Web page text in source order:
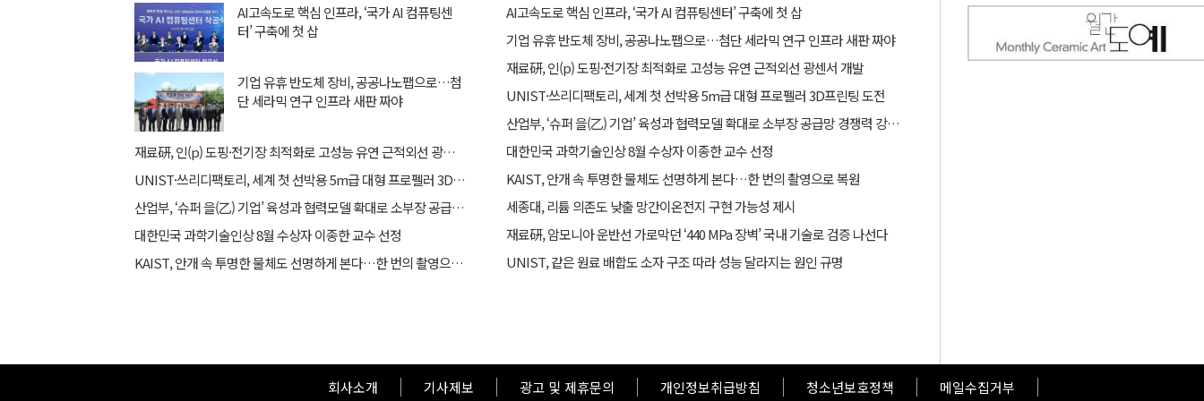
AI고속도로 핵심 인프라, ‘국가 AI 컴퓨팅센
터’ 구축에 첫 삽
기업 유휴 반도체 장비, 공공나노팹으로…첨
단 세라믹 연구 인프라 새판 짜야
재료硏, 인(p) 도핑·전기장 최적화로 고성능 유연 근적외선 광센서 개발
UNIST·쓰리디팩토리, 세계 첫 선박용 5m급 대형 프로펠러 3D프린팅 도전
산업부, ‘슈퍼 을(乙) 기업’ 육성과 협력모델 확대로 소부장 공급망 경쟁력 강화한다
대한민국 과학기술인상 8월 수상자 이종한 교수 선정
KAIST, 안개 속 투명한 물체도 선명하게 본다…한 번의 촬영으로 복원​
AI고속도로 핵심 인프라, ‘국가 AI 컴퓨팅센터’ 구축에 첫 삽
기업 유휴 반도체 장비, 공공나노팹으로…첨단 세라믹 연구 인프라 새판 짜야
재료硏, 인(p) 도핑·전기장 최적화로 고성능 유연 근적외선 광센서 개발
UNIST·쓰리디팩토리, 세계 첫 선박용 5m급 대형 프로펠러 3D프린팅 도전
산업부, ‘슈퍼 을(乙) 기업’ 육성과 협력모델 확대로 소부장 공급망 경쟁력 강화한다
대한민국 과학기술인상 8월 수상자 이종한 교수 선정
KAIST, 안개 속 투명한 물체도 선명하게 본다…한 번의 촬영으로 복원​
세종대, 리튬 의존도 낮출 망간이온전지 구현 가능성 제시
재료硏, 암모니아 운반선 가로막던 ‘440 MPa 장벽’ 국내 기술로 검증 나선다
UNIST, 같은 원료 배합도 소자 구조 따라 성능 달라지는 원인 규명
회사소개 기사제보 광고 및 제휴문의 개인정보취급방침 청소년보호정책 메일수집거부